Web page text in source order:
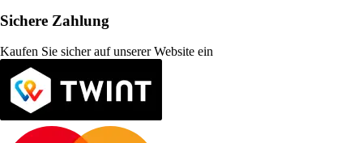
Sichere Zahlung
Kaufen Sie sicher auf unserer Website ein